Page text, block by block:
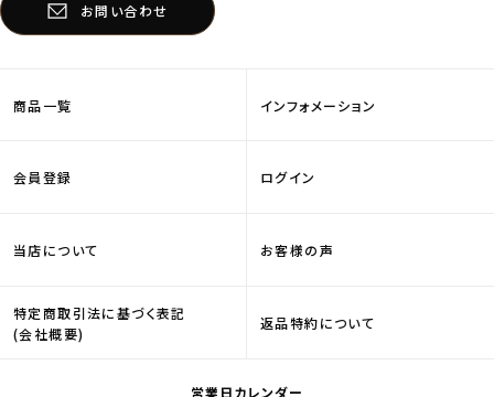
お問い合わせ
商品一覧 インフォメーション
会員登録 ログイン
当店について お客様の声
特定商取引法に基づく表記
(会社概要)
返品特約について
営業日カレンダー